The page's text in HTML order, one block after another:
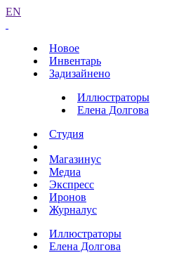
EN
Новое
Инвентарь
Задизайнено
Иллюстраторы
Елена Долгова
Студия
Магазинус
Медиа
Экспресс
Иронов
Журналус
Иллюстраторы
Елена Долгова